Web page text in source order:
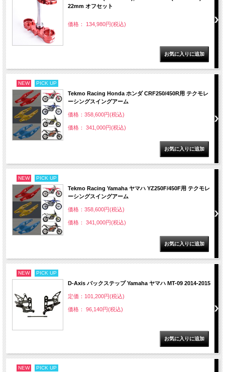
22mm オフセット
価格： 134,980円(税込)
NEW PICK UP
Tekmo Racing Honda ホンダ CRF250/450R用 テクモレ
ーシングスイングアーム
価格：358,600円(税込)
価格： 341,000円(税込)
NEW PICK UP
Tekmo Racing Yamaha ヤマハ YZ250F/450F用 テクモレ
ーシングスイングアーム
価格：358,600円(税込)
価格： 341,000円(税込)
NEW PICK UP
D-Axis バックステップ Yamaha ヤマハ MT-09 2014-2015
定価：101,200円(税込)
価格： 96,140円(税込)
NEW PICK UP